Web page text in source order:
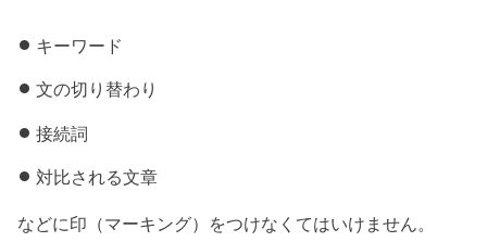
キーワード
文の切り替わり
接続詞
対比される文章
などに印（マーキング）をつけなくてはいけません。